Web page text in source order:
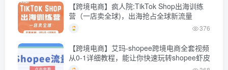
【跨境电商】疯人院:TikTok Shop出海训练
营（一店卖全球)，出海抢占全球新流量
376
【跨境电商】艾玛-shopee跨境电商全套视频
从0-1详细教程，能让你快速玩转shopee虾皮